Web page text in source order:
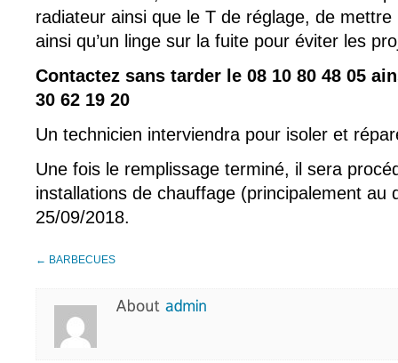
radiateur ainsi que le T de réglage, de
ainsi qu’un linge sur la fuite pour éviter les
Contactez sans tarder le 08 10 80 48 05
30 62 19 20
Un technicien interviendra pour isoler et
Une fois le remplissage terminé, il sera
installations de chauffage (principalement au
25/09/2018.
← BARBECUES